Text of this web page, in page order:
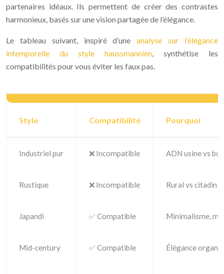
partenaires idéaux. Ils permettent de créer des contrastes
harmonieux, basés sur une vision partagée de l’élégance.
Le tableau suivant, inspiré d’uneanalyse sur l’élégance
intemporelle du style haussmannien, synthétise les
compatibilités pour vous éviter les faux pas.
Style Compatibilité Pourquoi
Industriel pur ❌ Incompatible ADN usine vs
Rustique ❌ Incompatible Rural vs citadin
Japandi ✅ Compatible Minimalisme,
Mid-century ✅ Compatible Élégance